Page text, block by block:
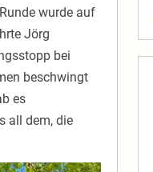
wurde auf
Jörg
bei
beschwingt
es
all dem, die